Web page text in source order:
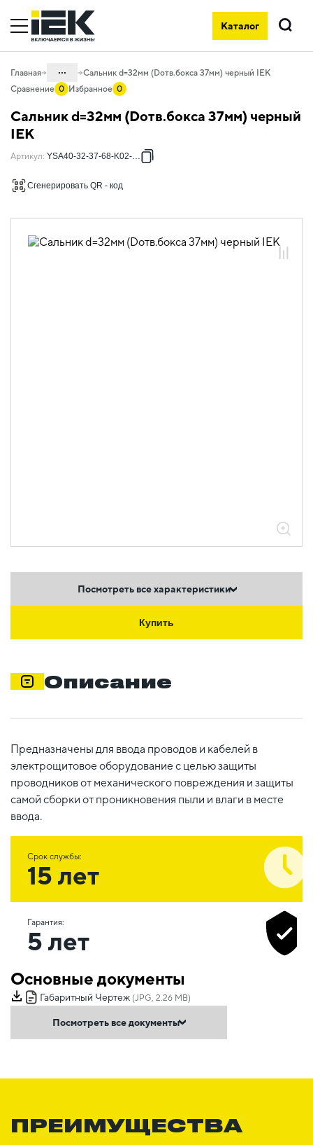
Каталог
Поиск
Главная ...
04.10 Принадлежности для
внутрищитового монтажа
04.10.05 Сальники и кабельные вводы
сальники
Сальник d=32мм (Dотв.бокса 37мм) черный IEK
Сравнение 0 Избранное 0
Сальник d=32мм (Dотв.бокса 37мм) черный
IEK
Артикул: YSA40-32-37-68-K02-050
Сгенерировать QR - код
Посмотреть все характеристики
Купить
Описание
Предназначены для ввода проводов и кабелей в
электрощитовое оборудование с целью защиты
проводников от механического повреждения и защиты
самой сборки от проникновения пыли и влаги в месте
ввода.
Срок службы:
15 лет
Гарантия:
5 лет
Основные документы
Габаритный Чертеж (JPG, 2.26 MB)
Посмотреть все документы
ПРЕИМУЩЕСТВА